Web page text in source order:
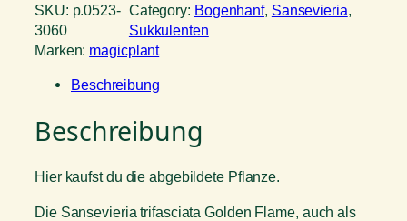
SKU: p.0523-
3060
Category: Bogenhanf, Sansevieria
Sukkulenten
Marken: magicplant
Beschreibung
Beschreibung
Hier kaufst du die abgebildete Pflanze.
Die Sansevieria trifasciata Golden Flame, auch als